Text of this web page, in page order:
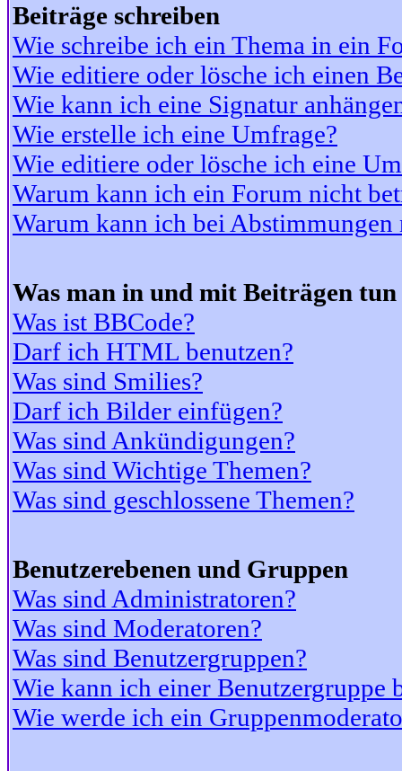
Beiträge schreiben
Wie schreibe ich ein Thema in ein
Wie editiere oder lösche ich einen
Wie kann ich eine Signatur
Wie erstelle ich eine Umfrage?
Wie editiere oder lösche ich eine
Warum kann ich ein Forum nicht
Warum kann ich bei
Was man in und mit Beiträgen
Was ist BBCode?
Darf ich HTML benutzen?
Was sind Smilies?
Darf ich Bilder einfügen?
Was sind Ankündigungen?
Was sind Wichtige Themen?
Was sind geschlossene Themen?
Benutzerebenen und Gruppen
Was sind Administratoren?
Was sind Moderatoren?
Was sind Benutzergruppen?
Wie kann ich einer Benutzergruppe
Wie werde ich ein